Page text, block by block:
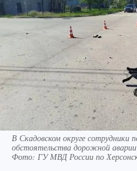
В Скадовском округе сотрудники
обстоятельства дорожной
Фото: ГУ МВД России по